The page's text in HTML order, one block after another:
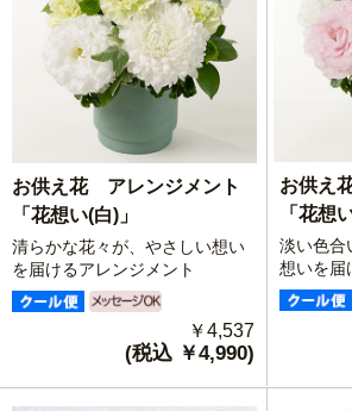
お供え花 アレンジメント
「花想い(白)」
清らかな花々が、やさしい想い
を届けるアレンジメント
￥4,537
(税込 ￥4,990)
お供え
「花想
淡い色合
想いを届